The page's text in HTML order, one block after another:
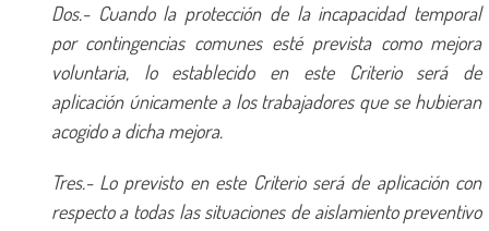
Dos.- Cuando la protección de la incapacidad temporal
por contingencias comunes esté prevista como mejora
voluntaria, lo establecido en este Criterio será de
aplicación únicamente a los trabajadores que se hubieran
acogido a dicha mejora.
Tres.- Lo previsto en este Criterio será de aplicación con
respecto a todas las situaciones de aislamiento preventivo